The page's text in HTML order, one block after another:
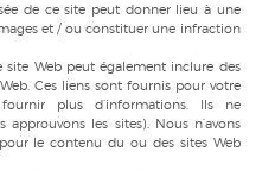
de ce site peut donner lieu à une
et / ou constituer une infraction
site Web peut également inclure des
Web. Ces liens sont fournis pour votre
plus d’informations. Ils ne
les sites). Nous n’avons
le contenu du ou des sites Web